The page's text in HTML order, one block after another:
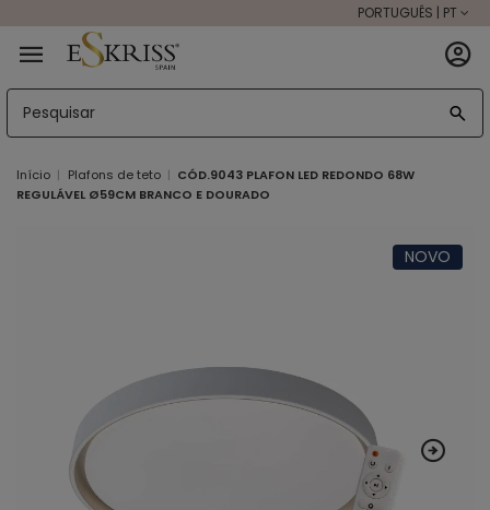
PORTUGUÊS | PT
Início Plafons de teto
CÓD.9043 PLAFON LED REDONDO 68W
REGULÁVEL Ø59CM BRANCO E DOURADO
NOVO